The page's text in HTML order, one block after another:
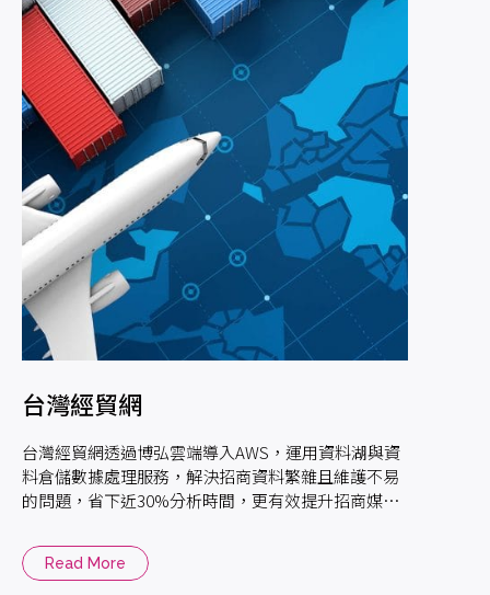
台灣經貿網
台灣經貿網透過博弘雲端導入AWS，運用資料湖與資
料倉儲數據處理服務，解決招商資料繁雜且維護不易
的問題，省下近30%分析時間，更有效提升招商媒合
Read More